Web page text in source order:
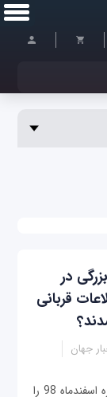
در
قربانی
جهان
اگر مجله شبکه شماره اسفندماه 98 را